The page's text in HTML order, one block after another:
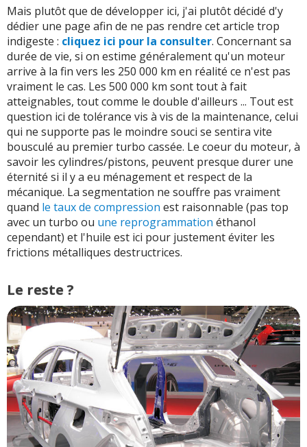
Mais plutôt que de développer ici, j'ai plutôt décidé d'y
dédier une page afin de ne pas rendre cet article trop
indigeste : cliquez ici pour la consulter. Concernant sa
durée de vie, si on estime généralement qu'un moteur
arrive à la fin vers les 250 000 km en réalité ce n'est pas
vraiment le cas. Les 500 000 km sont tout à fait
atteignables, tout comme le double d'ailleurs ... Tout est
question ici de tolérance vis à vis de la maintenance, celui
qui ne supporte pas le moindre souci se sentira vite
bousculé au premier turbo cassée. Le coeur du moteur, à
savoir les cylindres/pistons, peuvent presque durer une
éternité si il y a eu ménagement et respect de la
mécanique. La segmentation ne souffre pas vraiment
quand le taux de compression est raisonnable (pas top
avec un turbo ou une reprogrammation éthanol
cependant) et l'huile est ici pour justement éviter les
frictions métalliques destructrices.
Le reste ?